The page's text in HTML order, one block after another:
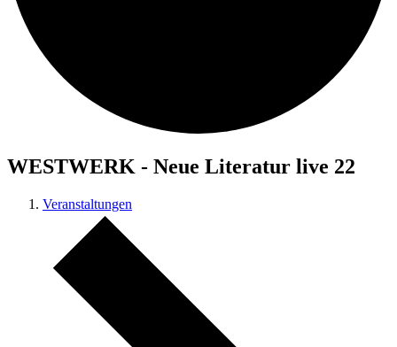
WESTWERK - Neue Literatur live 22
Veranstaltungen